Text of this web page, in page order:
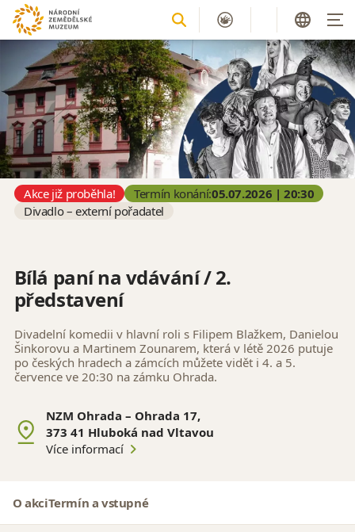
Akce již proběhla! Termín konání:05.07.2026 | 20:30
Divadlo – externí pořadatel
Bílá paní na vdávání / 2.
představení
Divadelní komedii v hlavní roli s Filipem Blažkem, Danielou
Šinkorovu a Martinem Zounarem, která v létě 2026 putuje
po českých hradech a zámcích můžete vidět i 4. a 5.
července ve 20:30 na zámku Ohrada.
NZM Ohrada – Ohrada 17,
373 41 Hluboká nad Vltavou
Více informací
O akciTermín a vstupné